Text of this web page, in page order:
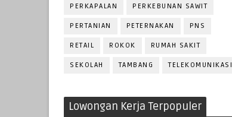
PERKAPALAN PERKEBUNAN SAWIT
PERTANIAN PETERNAKAN PNS
RETAIL ROKOK RUMAH SAKIT
SEKOLAH TAMBANG TELEKOMUNIKASI
Lowongan Kerja Terpopuler